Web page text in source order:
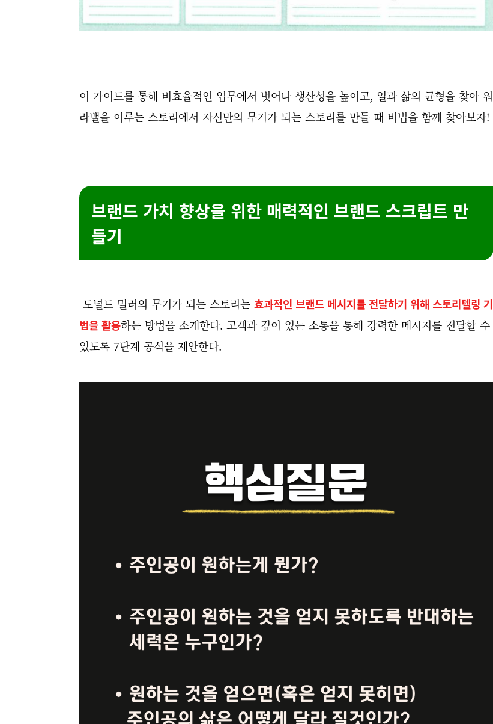
이 가이드를 통해 비효율적인 업무에서 벗어나 생산성을 높이고, 일과 삶의 균형을 찾아 워
라밸을 이루는 스토리에서 자신만의 무기가 되는 스토리를 만들 때 비법을 함께 찾아보자!
브랜드 가치 향상을 위한 매력적인 브랜드 스크립트 만
들기
도널드 밀러의 무기가 되는 스토리는 효과적인 브랜드 메시지를 전달하기 위해 스토리텔링 기
법을 활용하는 방법을 소개한다. 고객과 깊이 있는 소통을 통해 강력한 메시지를 전달할 수
있도록 7단계 공식을 제안한다.